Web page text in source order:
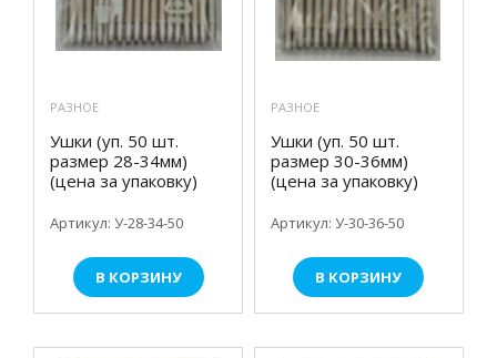
РАЗНОЕ
Ушки (уп. 50 шт.
размер 28-34мм)
(цена за упаковку)
Артикул: У-28-34-50
В КОРЗИНУ
РАЗНОЕ
Ушки (уп. 50 шт.
размер 30-36мм)
(цена за упаковку)
Артикул: У-30-36-50
В КОРЗИНУ